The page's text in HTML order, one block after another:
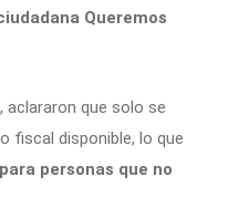
Queremos
aclararon que solo se
fiscal disponible, lo que
personas que no